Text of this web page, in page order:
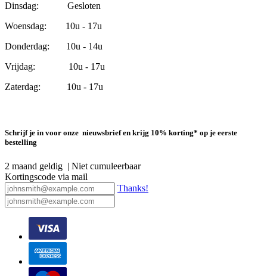
Dinsdag: Gesloten
Woensdag: 10u - 17u
Donderdag: 10u - 14u
Vrijdag: 10u - 17u
Zaterdag: 10u - 17u
Schrijf je in voor onze nieuwsbrief en krijg 10% korting* op je eerste
bestelling
2 maand geldig | Niet cumuleerbaar
Kortingscode via mail
Thanks!